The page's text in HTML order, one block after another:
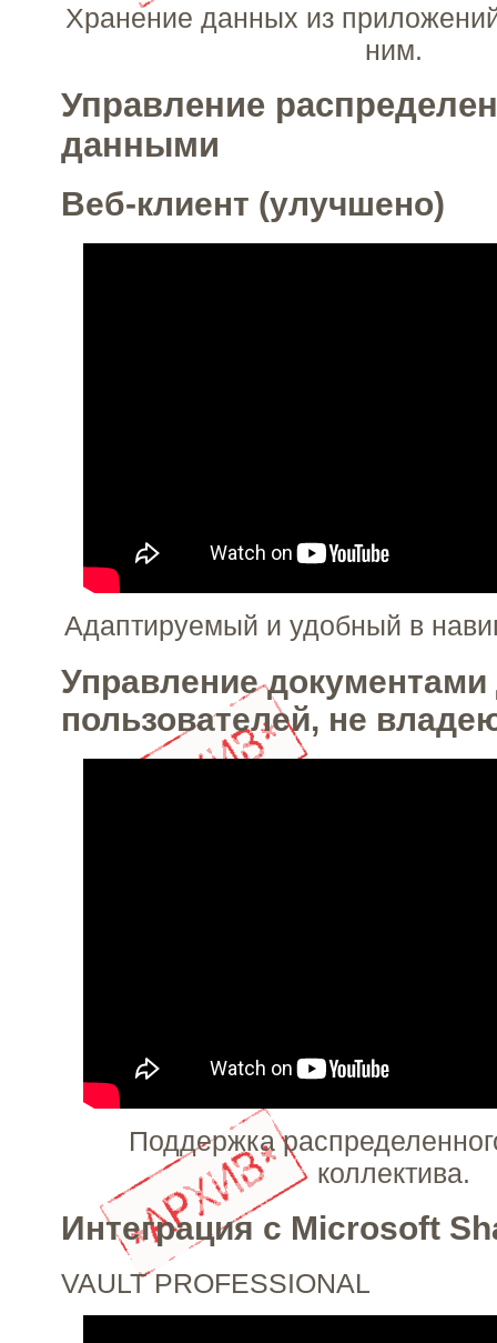
Хранение данных из
ним.
Управление
данными
Веб-клиент (улучшено)
Адаптируемый и удобный в
Управление документами
пользователей, не
Поддержка
коллектива.
Интеграция с Microsoft
VAULT PROFESSIONAL